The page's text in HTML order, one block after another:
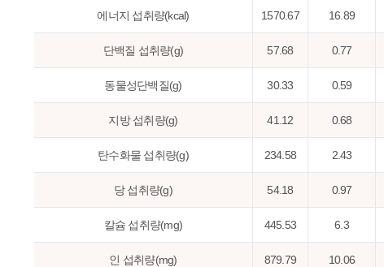
에너지 섭취량(kcal) 1570.67 16.89
단백질 섭취량(g) 57.68 0.77
동물성단백질(g) 30.33 0.59
지방 섭취량(g) 41.12 0.68
탄수화물 섭취량(g) 234.58 2.43
당 섭취량(g) 54.18 0.97
칼슘 섭취량(mg) 445.53 6.3
인 섭취량(mg) 879.79 10.06